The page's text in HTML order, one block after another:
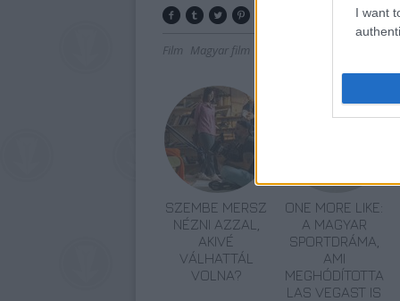
I want
Film Magyar film
SZEMBE MERSZ
NÉZNI AZZAL,
AKIVÉ
VÁLHATTÁL
VOLNA?
ONE MORE LIKE:
A MAGYAR
SPORTDRÁMA,
AMI
MEGHÓDÍTOTTA
LAS VEGAST IS